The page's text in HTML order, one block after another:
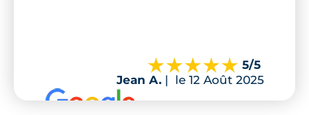
5/5
Jean A. | le 12 Août 2025